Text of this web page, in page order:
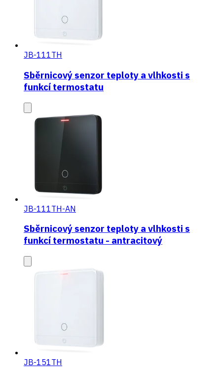
JB-111TH
Sběrnicový senzor teploty a vlhkosti s
funkcí termostatu
JB-111TH-AN
Sběrnicový senzor teploty a vlhkosti s
funkcí termostatu - antracitový
JB-151TH